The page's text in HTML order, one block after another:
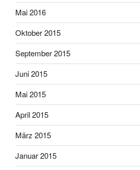
Mai 2016
Oktober 2015
September 2015
Juni 2015
Mai 2015
April 2015
März 2015
Januar 2015